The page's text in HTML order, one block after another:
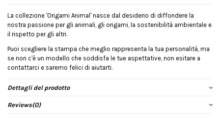
La collezione 'Origami Animal' nasce dal desiderio di diffondere la
nostra passione per gli animali, gli origami, la sostenibilità ambientale e
il rispetto per gli altri.
Puoi scegliere la stampa che meglio rappresenta la tua personalità, ma
se non c'è un modello che soddisfa le tue aspettative, non esitare a
contattarci e saremo felici di aiutarti.
Dettagli del prodotto
Reviews(0)